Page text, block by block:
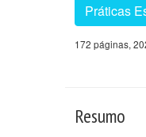
Práticas
172 páginas,
Resumo